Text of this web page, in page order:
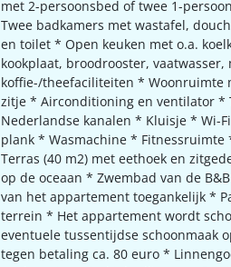
met 2-persoonsbed of twee 1-
Twee badkamers met wastafel,
en toilet * Open keuken met o.a.
kookplaat, broodrooster, vaatwasser,
koffie-/theefaciliteiten * Woonruimte
zitje * Airconditioning en ventilator *
Nederlandse kanalen * Kluisje * Wi-
plank * Wasmachine * Fitnessruimte
Terras (40 m2) met eethoek en
op de oceaan * Zwembad van de
van het appartement toegankelijk *
terrein * Het appartement wordt
eventuele tussentijdse schoonmaak
tegen betaling ca. 80 euro *